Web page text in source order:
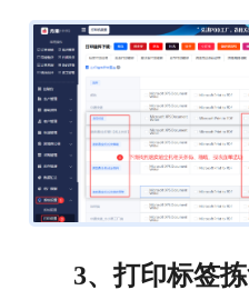
3、打印标签